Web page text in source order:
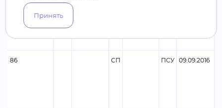
86 СП ПСУ 09.09.2016
Принять